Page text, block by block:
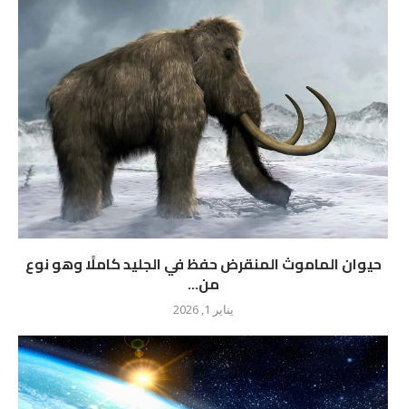
حيوان الماموث المنقرض حفظ في الجليد كاملًا وهو نوع
من...
يناير 1, 2026